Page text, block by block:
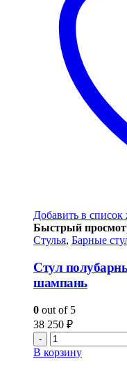
Добавить в список
Быстрый
Стулья, Барные
Стул
шампань
0 out of 5
38 250 ₽
-
В корзину